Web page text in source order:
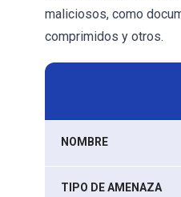
maliciosos, como
comprimidos y otros.
NOMBRE
TIPO DE AMENAZA